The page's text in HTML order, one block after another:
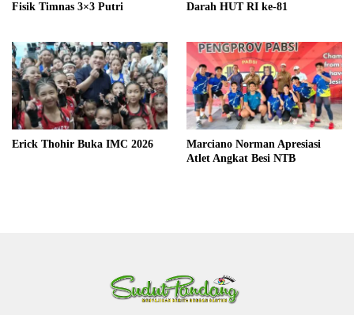
Fisik Timnas 3×3 Putri
Darah HUT RI ke-81
Erick Thohir Buka IMC 2026
Marciano Norman Apresiasi
Atlet Angkat Besi NTB